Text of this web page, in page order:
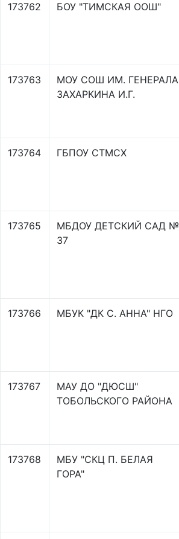
173762 БОУ "ТИМСКАЯ ООШ"
173763
МОУ СОШ ИМ. ГЕНЕРАЛА
ЗАХАРКИНА И.Г.
173764 ГБПОУ СТМСХ
173765
МБДОУ ДЕТСКИЙ САД №
37
173766 МБУК "ДК С. АННА" НГО
173767
МАУ ДО "ДЮСШ"
ТОБОЛЬСКОГО РАЙОНА
173768
МБУ "СКЦ П. БЕЛАЯ
ГОРА"